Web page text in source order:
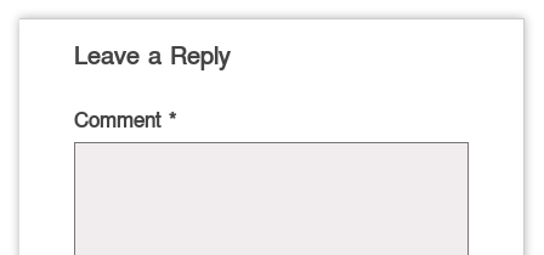
Leave a Reply
Comment *